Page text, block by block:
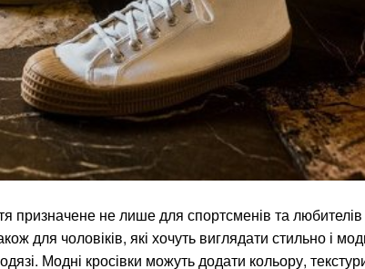
призначене не лише для спортсменів та любителів
для чоловіків, які хочуть виглядати стильно і
Модні кросівки можуть додати кольору,